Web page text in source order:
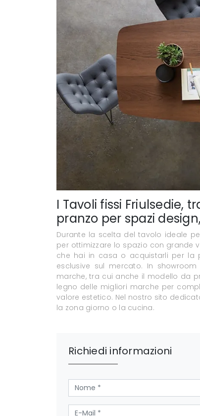
I Tavoli fissi Friulsedie,
pranzo per spazi
Durante la scelta del tavolo ideale
per ottimizzare lo spazio con grande
che hai in casa o acquistarli per la
esclusive sul mercato. In
marche, tra cui anche il modello da
legno delle migliori marche per
valore estetico. Nel nostro sito
la zona giorno o la cucina.
Richiedi informazioni